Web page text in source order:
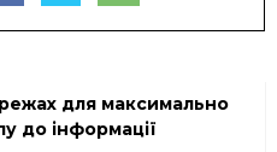
для максимально
до інформації